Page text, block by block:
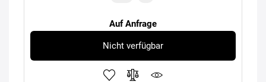
Auf Anfrage
Nicht verfügbar